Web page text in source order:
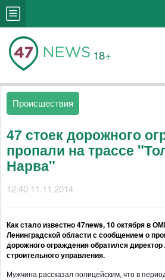
18+
Происшествия
47 стоек дорожного
пропали на трассе
Нарва"
12:40 11.11.2014
Как стало известно 47news, 10 октября в
Ленинградской области с сообщением о
дорожного ограждения обратился
строительного управления.
Мужчина рассказал полицейским, что в